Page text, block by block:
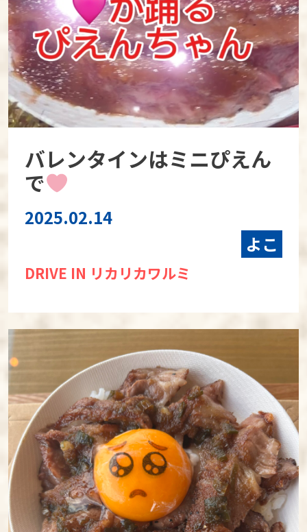
バレンタインはミニぴえん
で
2025.02.14
よこ
DRIVE IN リカリカワルミ